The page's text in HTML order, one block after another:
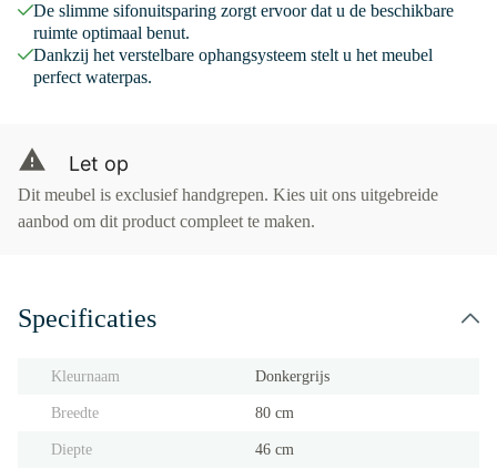
De slimme sifonuitsparing zorgt ervoor dat u de beschikbare
ruimte optimaal benut.
Dankzij het verstelbare ophangsysteem stelt u het meubel
perfect waterpas.
Let op
Dit meubel is exclusief handgrepen. Kies uit ons uitgebreide
aanbod om dit product compleet te maken.
Specificaties
Kleurnaam Donkergrijs
Breedte 80 cm
Diepte 46 cm